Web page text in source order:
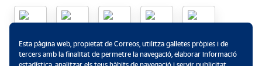
Esta pàgina web, propietat de Correos, utilitza galletes pròpies i de
tercers amb la finalitat de permetre la navegació, elaborar informació